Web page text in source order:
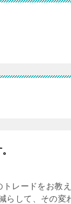
レードをお教
らして、その変